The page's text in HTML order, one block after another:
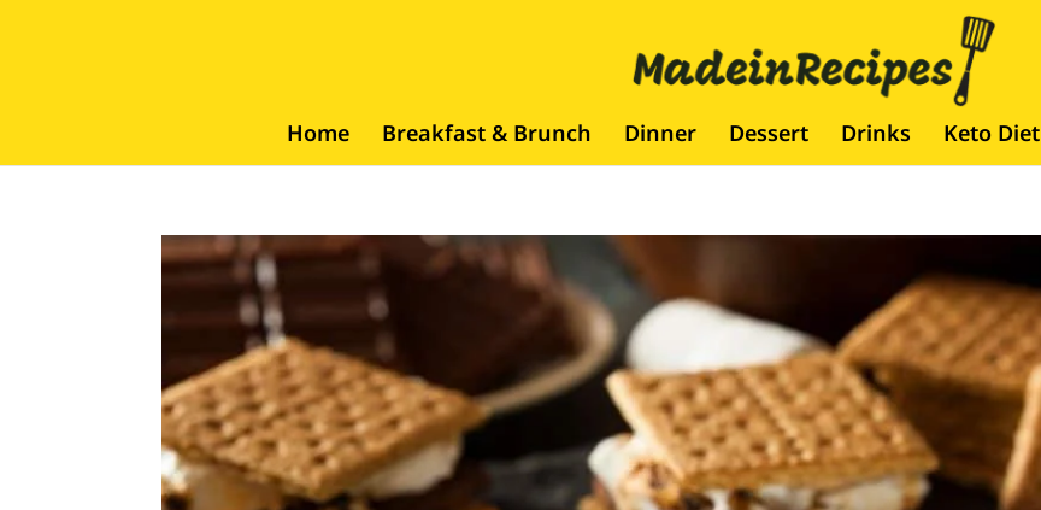
Home Breakfast & Brunch Dinner Dessert Drinks Keto Diet